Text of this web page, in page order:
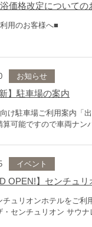
価格改定についての
用のお客様へ■
お知らせ
新】駐車場の案内
け駐車場ご利用案内「
算可能ですので車両ナ
イベント
OPEN!】センチュ
チュリオンホテルをご利
・センチュリオン サウ